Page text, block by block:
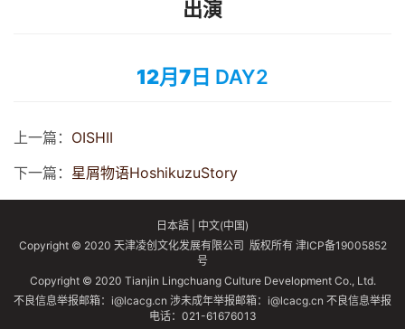
出演
12月7日 DAY2
上一篇： OISHII
下一篇： 星屑物语HoshikuzuStory
日本語
中文(中国)
Copyright © 2020 天津凌创文化发展有限公司 版权所有 津ICP备19005852
号
Copyright © 2020 Tianjin Lingchuang Culture Development Co., Ltd.
不良信息举报邮箱：i@lcacg.cn 涉未成年举报邮箱：i@lcacg.cn 不良信息举报
电话：021-61676013